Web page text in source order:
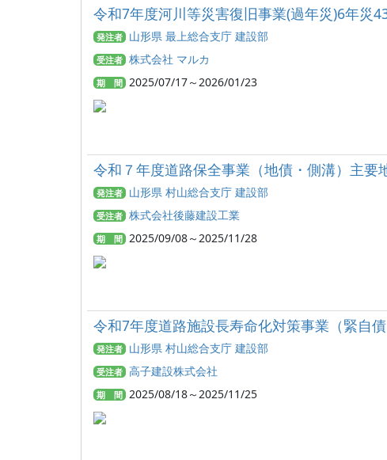
令和7年度河川等災害復旧事業(過年災)6年災
発注者 山形県 最上総合支庁 建設部
受注者 株式会社 マルカ
期 間 2025/07/17～2026/01/23
令和７年度道路保全事業（地債・側溝）主要
発注者 山形県 村山総合支庁 建設部
受注者 株式会社後藤建設工業
期 間 2025/09/08～2025/11/28
令和7年度道路施設長寿命化対策事業（緊自
発注者 山形県 村山総合支庁 建設部
受注者 高子建設株式会社
期 間 2025/08/18～2025/11/25